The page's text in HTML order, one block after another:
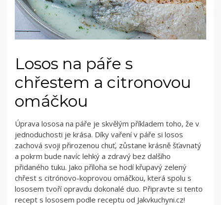
Losos na páře s
chřestem a citronovou
omáčkou
Úprava lososa na páře je skvělým příkladem toho, že v
jednoduchosti je krása. Díky vaření v páře si losos
zachová svoji přirozenou chuť, zůstane krásně šťavnatý
a pokrm bude navíc lehký a zdravý bez dalšího
přidaného tuku. Jako příloha se hodí křupavý zelený
chřest s citrónovo-koprovou omáčkou, která spolu s
lososem tvoří opravdu dokonalé duo. Připravte si tento
recept s lososem podle receptu od Jakvkuchyni.cz!